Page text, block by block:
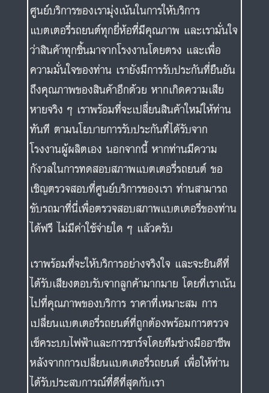
ศูนย์บริการของเรามุ่งเน้นในการให้บริการ
แบตเตอรี่รถยนต์ทุกยี่ห้อที่มีคุณภาพ และเรามั่นใจ
ว่าสินค้าทุกชิ้นมาจากโรงงานโดยตรง และเพื่อ
ความมั่นใจของท่าน เรายังมีการรับประกันที่ยืนยัน
ถึงคุณภาพของสินค้าอีกด้วย หากเกิดความเสีย
หายจริง ๆ เราพร้อมที่จะเปลี่ยนสินค้าใหม่ให้ท่าน
ทันที ตามนโยบายการรับประกันที่ได้รับจาก
โรงงานผู้ผลิตเอง นอกจากนี้ หากท่านมีความ
กังวลในการทดสอบสภาพแบตเตอรี่รถยนต์ ขอ
เชิญตรวจสอบที่ศูนย์บริการของเรา ท่านสามารถ
ขับรถมาที่นี่เพื่อตรวจสอบสภาพแบตเตอรี่ของท่าน
ได้ฟรี ไม่มีค่าใช้จ่ายใด ๆ แล้วครับ
เราพร้อมที่จะให้บริการอย่างจริงใจ และจะยินดีที่
ได้รับเสียงตอบรับจากลูกค้ามากมาย โดยที่เราเน้น
ไปที่คุณภาพของบริการ ราคาที่เหมาะสม การ
เปลี่ยนแบตเตอรี่รถยนต์ที่ถูกต้องพร้อมการตรวจ
เช็คระบบไฟฟ้าและการชาร์จโดยทีมช่างมืออาชีพ
หลังจากการเปลี่ยนแบตเตอรี่รถยนต์ เพื่อให้ท่าน
ได้รับประสบการณ์ที่ดีที่สุดกับเรา